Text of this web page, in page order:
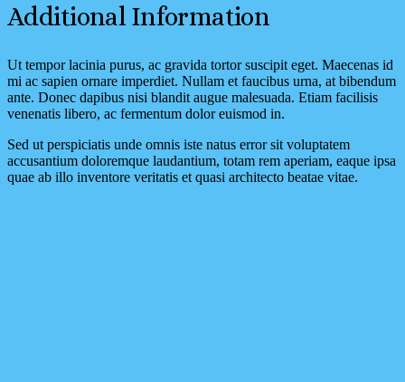
Additional Information
Ut tempor lacinia purus, ac gravida tortor suscipit eget. Maecenas id
mi ac sapien ornare imperdiet. Nullam et faucibus urna, at bibendum
ante. Donec dapibus nisi blandit augue malesuada. Etiam facilisis
venenatis libero, ac fermentum dolor euismod in.
Sed ut perspiciatis unde omnis iste natus error sit voluptatem
accusantium doloremque laudantium, totam rem aperiam, eaque ipsa
quae ab illo inventore veritatis et quasi architecto beatae vitae.